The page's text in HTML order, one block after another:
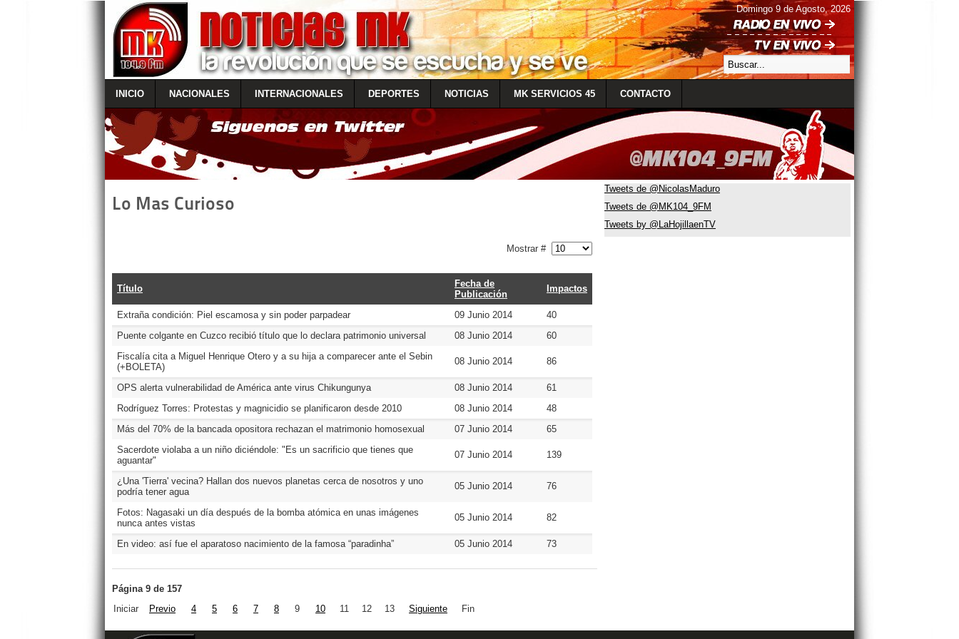
Domingo 9 de Agosto, 2026
INICIO NACIONALES INTERNACIONALES DEPORTES NOTICIAS MK SERVICIOS 45 CONTACTO
Lo Mas Curioso
Mostrar #
Título
Fecha de
Publicación
Impactos
Extraña condición: Piel escamosa y sin poder parpadear 09 Junio 2014
40
Puente colgante en Cuzco recibió título que lo declara patrimonio universal
08 Junio 2014
60
Fiscalía cita a Miguel Henrique Otero y a su hija a comparecer ante el Sebin
(+BOLETA)
08 Junio 2014 86
OPS alerta vulnerabilidad de América ante virus Chikungunya 08 Junio 2014
61
Rodríguez Torres: Protestas y magnicidio se planificaron desde 2010
08 Junio 2014
48
Más del 70% de la bancada opositora rechazan el matrimonio homosexual
07 Junio 2014
65
Sacerdote violaba a un niño diciéndole: "Es un sacrificio que tienes que
aguantar"
07 Junio 2014 139
¿Una 'Tierra' vecina? Hallan dos nuevos planetas cerca de nosotros y uno
podría tener agua
05 Junio 2014 76
Fotos: Nagasaki un día después de la bomba atómica en unas imágenes
nunca antes vistas
05 Junio 2014 82
En video: así fue el aparatoso nacimiento de la famosa “paradinha” 05 Junio 2014 73
Página 9 de 157
Iniciar
Previo 4 5 6 7 8 9 10 11 12 13 Siguiente Fin
Tweets de @NicolasMaduro
Tweets de @MK104_9FM
Tweets by @LaHojillaenTV